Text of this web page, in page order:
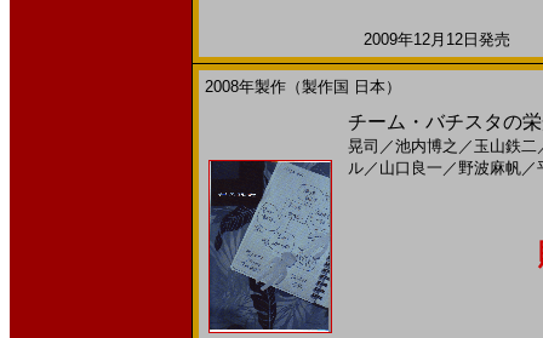
2009年12月12日発売
2008年製作（製作国 日本）
チーム・バチスタの
晃司 ／池内博之 ／ 玉山鉄二
ル／ 山口良一 ／ 野波麻帆／